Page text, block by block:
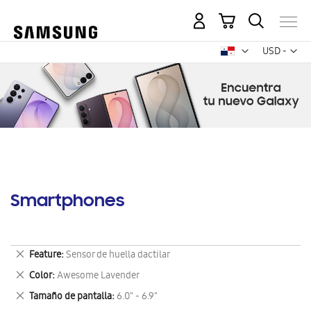
USD -
dólar
Mi carrito
Smartphones
Feature Sensor de huella dactilar
Eliminar
este
artículo
Color Awesome Lavender
Eliminar
este
artículo
Tamaño de pantalla 6.0" - 6.9"
Eliminar